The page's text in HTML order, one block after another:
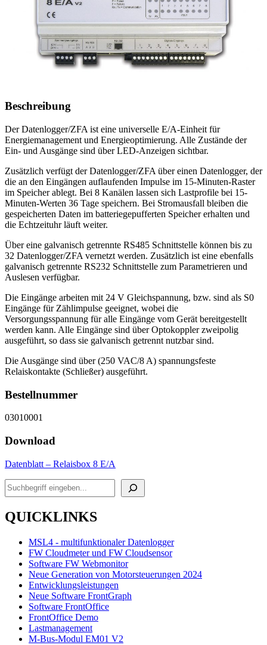
Beschreibung
Der Datenlogger/ZFA ist eine universelle E/A-Einheit für
Energiemanagement und Energieoptimierung. Alle Zustände der
Ein- und Ausgänge sind über LED-Anzeigen sichtbar.
Zusätzlich verfügt der Datenlogger/ZFA über einen Datenlogger, der
die an den Eingängen auflaufenden Impulse im 15-Minuten-Raster
im Speicher ablegt. Bei 8 Kanälen lassen sich Lastprofile bei 15-
Minuten-Werten 36 Tage speichern. Bei Stromausfall bleiben die
gespeicherten Daten im batteriegepufferten Speicher erhalten und
die Echtzeituhr läuft weiter.
Über eine galvanisch getrennte RS485 Schnittstelle können bis zu
32 Datenlogger/ZFA vernetzt werden. Zusätzlich ist eine ebenfalls
galvanisch getrennte RS232 Schnittstelle zum Parametrieren und
Auslesen verfügbar.
Die Eingänge arbeiten mit 24 V Gleichspannung, bzw. sind als S0
Eingänge für Zählimpulse geeignet, wobei die
Versorgungsspannung für alle Eingänge vom Gerät bereitgestellt
werden kann. Alle Eingänge sind über Optokoppler zweipolig
ausgeführt, so dass sie galvanisch getrennt nutzbar sind.
Die Ausgänge sind über (250 VAC/8 A) spannungsfeste
Relaiskontakte (Schließer) ausgeführt.
Bestellnummer
03010001
Download
Datenblatt – Relaisbox 8 E/A
Suchen
QUICKLINKS
MSL4 - multifunktionaler Datenlogger
FW Cloudmeter und FW Cloudsensor
Software FW Webmonitor
Neue Generation von Motorsteuerungen 2024
Entwicklungsleistungen
Neue Software FrontGraph
Software FrontOffice
FrontOffice Demo
Lastmanagement
M-Bus-Modul EM01 V2